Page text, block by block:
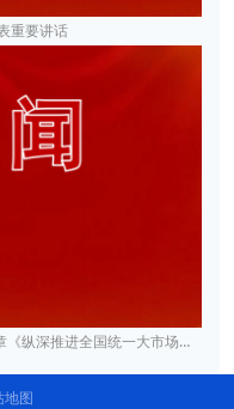
重要讲话
深推进全国统一大市场建设》
地图